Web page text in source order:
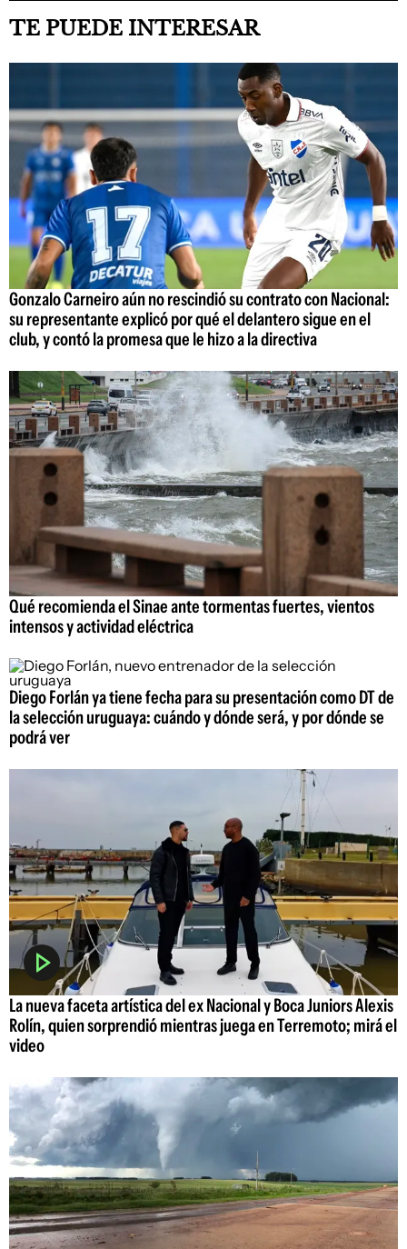
TE PUEDE INTERESAR
Gonzalo Carneiro aún no rescindió su contrato con Nacional:
su representante explicó por qué el delantero sigue en el
club, y contó la promesa que le hizo a la directiva
Qué recomienda el Sinae ante tormentas fuertes, vientos
intensos y actividad eléctrica
Diego Forlán ya tiene fecha para su presentación como DT de
la selección uruguaya: cuándo y dónde será, y por dónde se
podrá ver
La nueva faceta artística del ex Nacional y Boca Juniors Alexis
Rolín, quien sorprendió mientras juega en Terremoto; mirá el
video